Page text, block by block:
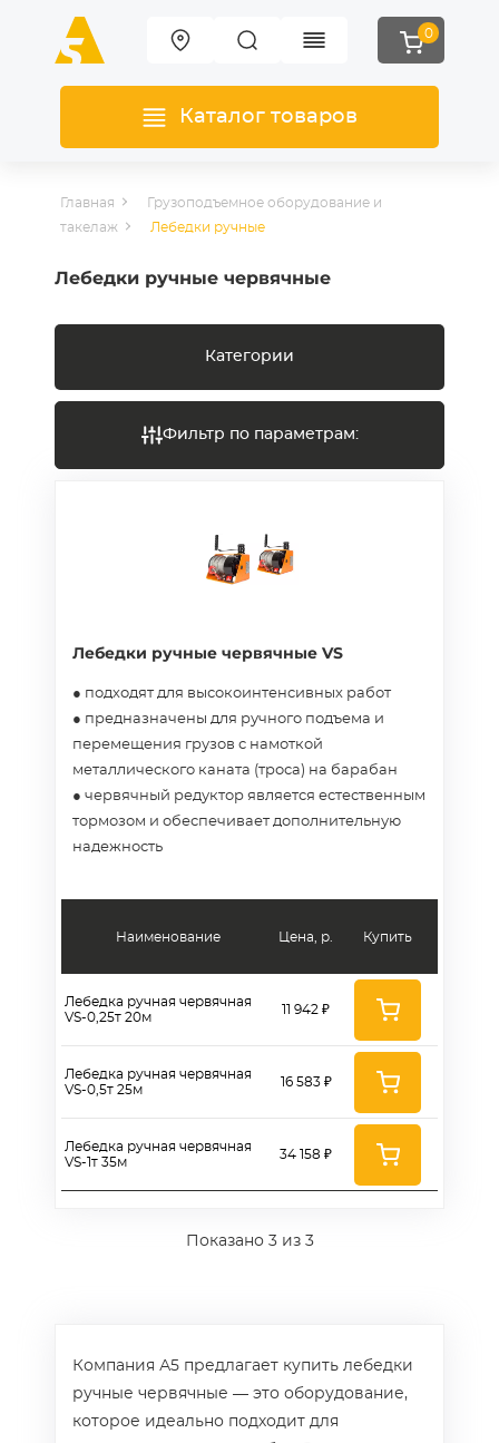
0
Каталог товаров
Главная
Грузоподъемное оборудование и
такелаж
Лебедки ручные
Лебедки ручные червячные
Категории
Фильтр по параметрам:
Лебедки ручные червячные VS
● подходят для высокоинтенсивных работ
● предназначены для ручного подъема и
перемещения грузов с намоткой
металлического каната (троса) на барабан
● червячный редуктор является естественным
тормозом и обеспечивает дополнительную
надежность
Наименование
Лебедка ручная червячная
VS-0,25т 20м
Лебедка ручная червячная
VS-0,5т 25м
Лебедка ручная червячная
VS-1т 35м
Цена, р.
11 942 ₽
16 583 ₽
34 158 ₽
Купить
Показано 3из 3
Компания А5 предлагает купить лебедки
ручные червячные — это оборудование,
которое идеально подходит для